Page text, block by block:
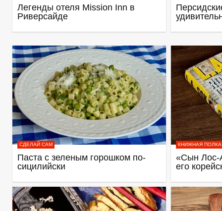
Легенды отеля Mission Inn в
Риверсайде
СДЕЛАЙ САМ
Паста с зеленым горошком по-
сицилийски
КНИЖНАЯ ПОЛКА
«Сын Лос-
его